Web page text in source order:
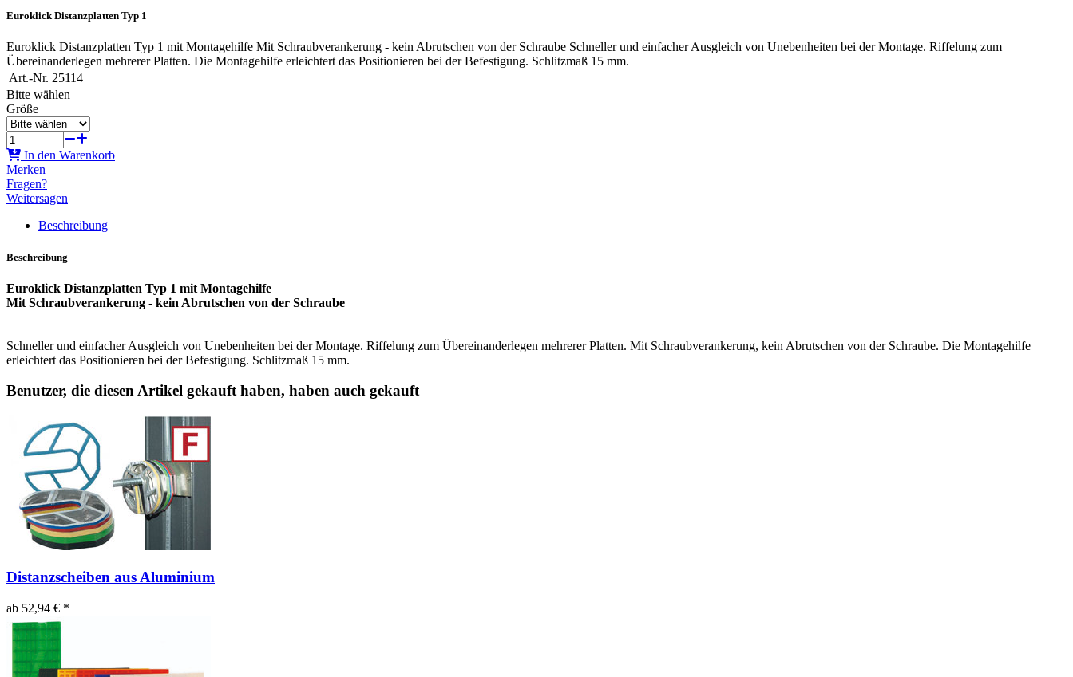
Euroklick Distanzplatten Typ 1
Euroklick Distanzplatten Typ 1 mit Montagehilfe Mit Schraubverankerung - kein Abrutschen von der Schraube Schneller und einfacher Ausgleich von Unebenheiten bei der Montage. Riffelung zum
Übereinanderlegen mehrerer Platten. Die Montagehilfe erleichtert das Positionieren bei der Befestigung. Schlitzmaß 15 mm.
Art.-Nr. 25114
Bitte wählen
Größe
In den Warenkorb
Merken
Fragen?
Weitersagen
Beschreibung
Beschreibung
Euroklick Distanzplatten Typ 1 mit Montagehilfe
Mit Schraubverankerung - kein Abrutschen von der Schraube
Schneller und einfacher Ausgleich von Unebenheiten bei der Montage. Riffelung zum Übereinanderlegen mehrerer Platten. Mit Schraubverankerung, kein Abrutschen von der Schraube. Die Montagehilfe
erleichtert das Positionieren bei der Befestigung. Schlitzmaß 15 mm.
Benutzer, die diesen Artikel gekauft haben, haben auch gekauft
Distanzscheiben aus Aluminium
ab 52,94 € *